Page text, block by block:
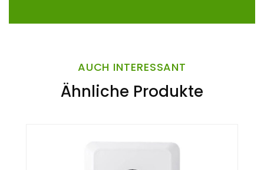
AUCH INTERESSANT
Ähnliche Produkte